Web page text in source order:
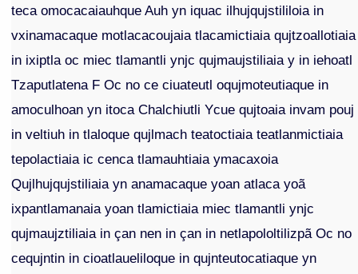
teca omocacaiauhque Auh yn iquac ilhujqujstililoia in
vxinamacaque motlacacoujaia tlacamictiaia qujtzoallotiaia
in ixiptla oc miec tlamantli ynjc qujmaujstiliaia y in iehoatl
Tzaputlatena F Oc no ce ciuateutl oqujmoteutiaque in
amoculhoan yn itoca Chalchiutli Ycue qujtoaia invam pouj
in veltiuh in tlaloque qujlmach teatoctiaia teatlanmictiaia
tepolactiaia ic cenca tlamauhtiaia ymacaxoia
Qujlhujqujstiliaia yn anamacaque yoan atlaca yoã
ixpantlamanaia yoan tlamictiaia miec tlamantli ynjc
qujmaujztiliaia in çan nen in çan in netlapololtilizpã Oc no
cequjntin in cioatlaueliloque in qujnteutocatiaque yn